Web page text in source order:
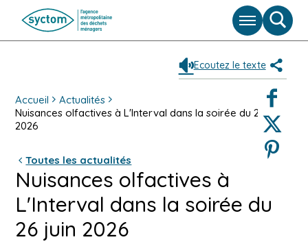
Menu
de
Ecoutez le texte
Twitter
Pinterest
Accueil
Actualités
Nuisances olfactives à L'Interval dans la soirée du 26 juin
2026
Toutes les actualités
Nuisances olfactives à
L'Interval dans la soirée du
26 juin 2026